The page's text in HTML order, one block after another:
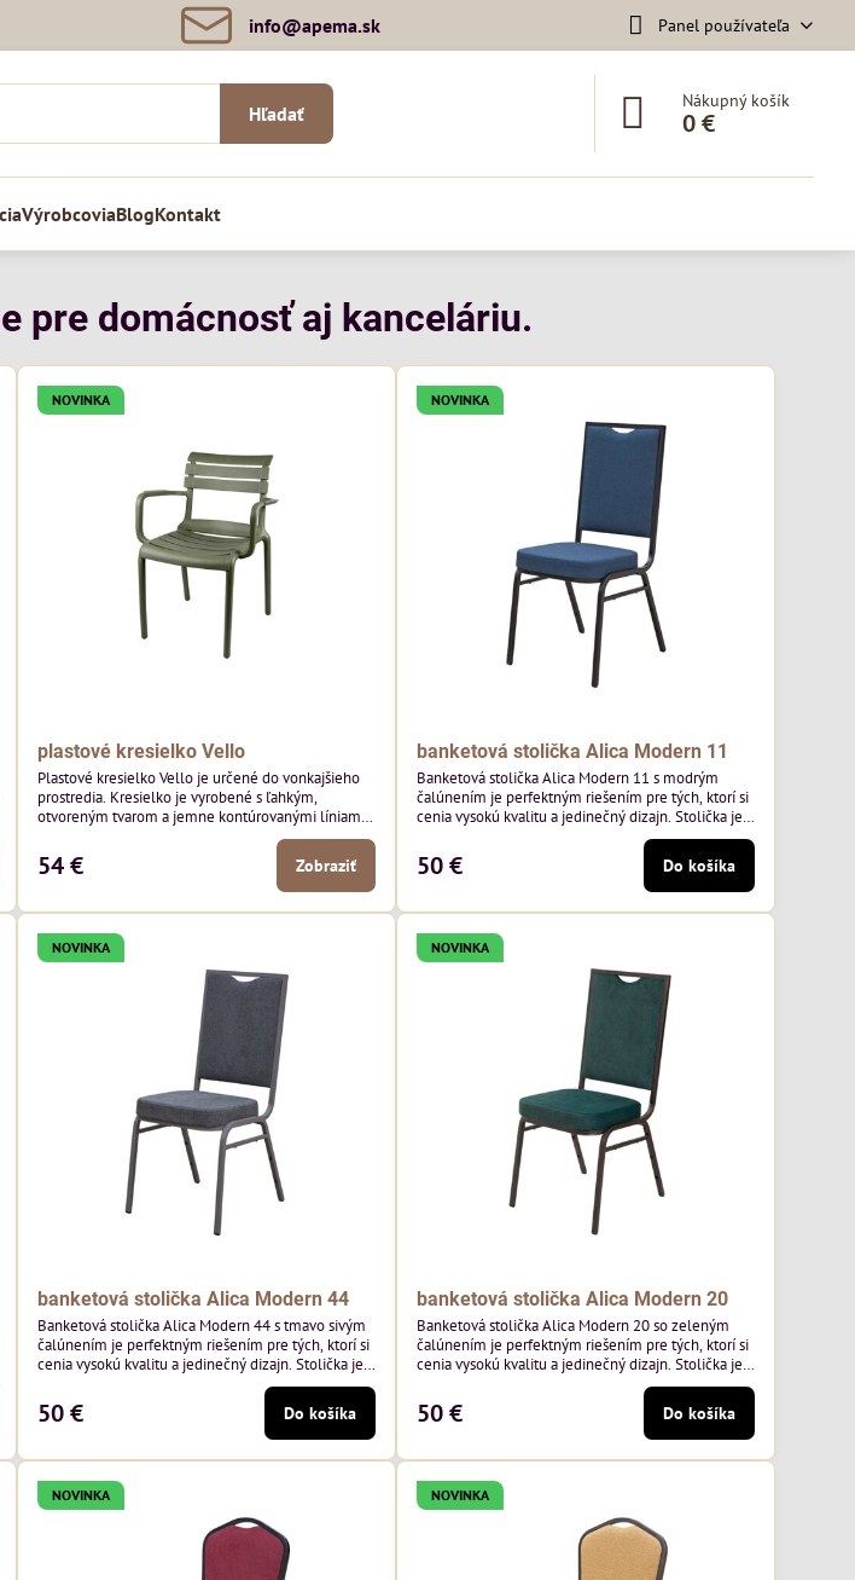
info​@apema​.sk Panel používateľa
Hľadať
Nákupný košík
0 €
VýrobcoviaBlogKontakt
pre domácnosť aj kanceláriu.
NOVINKA
plastové kresielko Vello
Plastové kresielko Vello je určené do vonkajšieho
prostredia. Kresielko je vyrobené s ľahkým,
otvoreným tvarom a jemne kontúrovanými líniami.
Horizontálne lamely operadla a jemne zaoblené
podrúčky dodávajú kresielku ležérny, letný nádych.
Tento model bude vyzerať skvele vo vonkajších
jedálenských priestoroch, pri reštauračných stoloch
a v bistrových priestoroch.
54 € Zobraziť
NOVINKA
banketová stolička Alica Modern 11
Banketová stolička Alica Modern 11 s modrým
čalúnením je perfektným riešením pre tých, ktorí si
cenia vysokú kvalitu a jedinečný dizajn. Stolička je
výnimočná použitím vysoko kvalitného modrého
čalúnenia Mossa 79 od poľského výrobcu Davis
ktorého látka má hmotnosť 325 g/m², čo zaručuje
výnimočnú odolnosť a pohodlie. Okrem toho je
látka vybavená technológiou Easy-Clean, vďaka
ktorej sa ľahko...
50 € Do košíka
NOVINKA
banketová stolička Alica Modern 44
Banketová stolička Alica Modern 44 s tmavo sivým
čalúnením je perfektným riešením pre tých, ktorí si
cenia vysokú kvalitu a jedinečný dizajn. Stolička je
výnimočná použitím vysoko kvalitného tmavo
sivého zamatového čalúnenia od poľského výrobcu
Davis ktorého látka má hmotnosť 390 g/m², čo
zaručuje výnimočnú odolnosť a pohodlie. Sivá farba
kostry.
50 € Do košíka
NOVINKA
banketová stolička Alica Modern 20
Banketová stolička Alica Modern 20 so zeleným
čalúnením je perfektným riešením pre tých, ktorí si
cenia vysokú kvalitu a jedinečný dizajn. Stolička je
výnimočná použitím vysoko kvalitného tmavo
zeleného zamatového čalúnenia od poľského
výrobcu Davis ktorého látka má hmotnosť 390
g/m², čo zaručuje výnimočnú odolnosť a pohodlie.
Kostra je tmavo hnedá.
50 € Do košíka
NOVINKA NOVINKA